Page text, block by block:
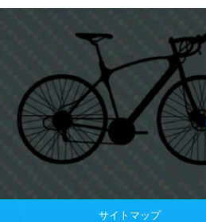
サイトマップ